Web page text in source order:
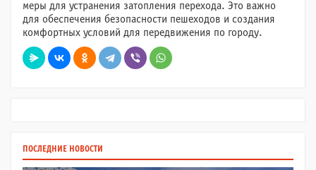
меры для устранения затопления перехода. Это важно
для обеспечения безопасности пешеходов и создания
комфортных условий для передвижения по городу.
ПОСЛЕДНИЕ НОВОСТИ